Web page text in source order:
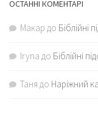
ОСТАННІ КОМЕНТАРІ
Макар до Біблійні
Iryna до Біблійні
Таня до Наріжний